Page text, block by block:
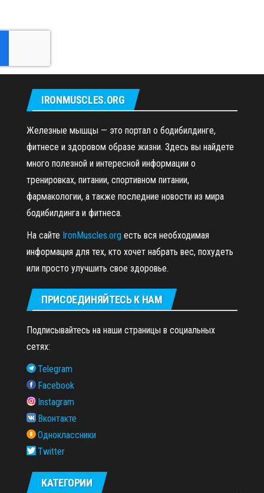
IRONMUSCLES.ORG
Железные мышцы — это портал о бодибилдинге,
фитнесе и здоровом образе жизни. Здесь вы найдете
много полезной и интересной информации о
тренировках, питании, спортивном питании,
фармакологии, а также последние новости из мира
бодибилдинга и фитнеса.
На сайте IronMuscles.org есть вся необходимая
информация для тех, кто хочет набрать вес, похудеть
или просто улучшить свое здоровье.
ПРИСОЕДИНЯЙТЕСЬ К НАМ
Подписывайтесь на наши страницы в социальных
сетях:
Telegram
Facebook
Instagram
Вконтакте
Одноклассники
Twitter
КАТЕГОРИИ